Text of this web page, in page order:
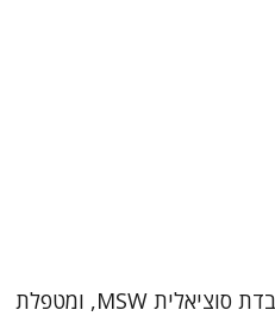
שמי אפרת כפיר יהנה, אני עובדת סוציאלית MSW, ומטפלת